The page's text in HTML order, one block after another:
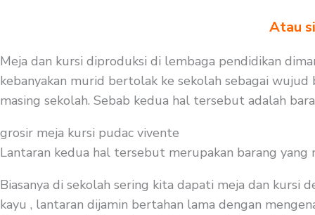
Atau
Meja dan kursi diproduksi di lembaga pendidikan
kebanyakan murid bertolak ke sekolah sebagai
masing sekolah. Sebab kedua hal tersebut adalah
grosir meja kursi pudac vivente
Lantaran kedua hal tersebut merupakan barang
Biasanya di sekolah sering kita dapati meja dan kursi
kayu , lantaran dijamin bertahan lama dengan